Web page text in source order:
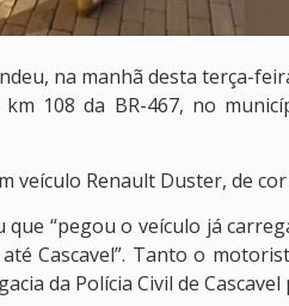
na manhã desta terça-
108 da BR-467, no
Renault Duster, de
“pegou o veículo já
Cascavel”. Tanto o
da Polícia Civil de